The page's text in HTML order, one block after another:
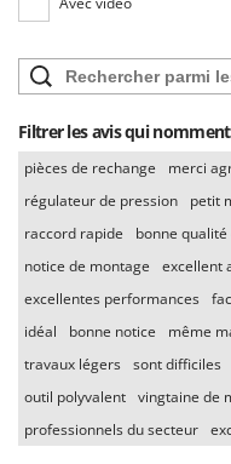
Tecla
Tellarini Pompe
Tenco
Tineco
Titania
Tornado
Tre Spade
Trev - Abrek -
Trotec
Troy-Bilt
Filtrer les avis qui
pièces de rechange
merci
régulateur de pression
petit
raccord rapide
bonne
notice de montage
excellent
excellentes performances
idéal
bonne notice même
travaux légers sont difficiles
outil polyvalent vingtaine de
professionnels du secteur